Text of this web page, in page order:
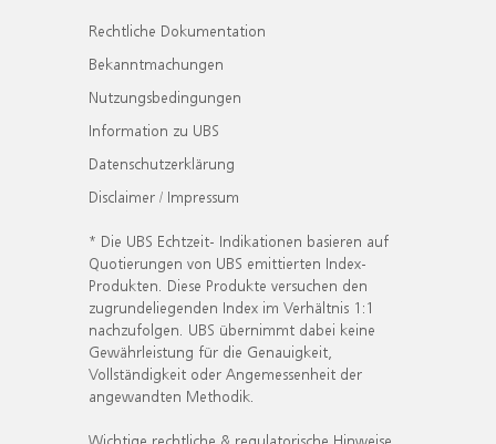
Rechtliche Dokumentation
Bekanntmachungen
Nutzungsbedingungen
Information zu UBS
Datenschutzerklärung
Disclaimer / Impressum
* Die UBS Echtzeit- Indikationen basieren auf
Quotierungen von UBS emittierten Index-
Produkten. Diese Produkte versuchen den
zugrundeliegenden Index im Verhältnis 1:1
nachzufolgen. UBS übernimmt dabei keine
Gewährleistung für die Genauigkeit,
Vollständigkeit oder Angemessenheit der
angewandten Methodik.